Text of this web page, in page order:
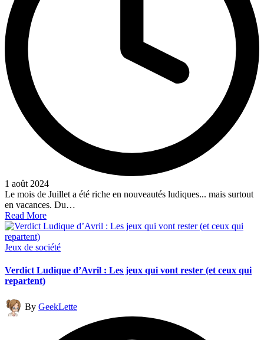
1 août 2024
Le mois de Juillet a été riche en nouveautés ludiques... mais surtout
en vacances. Du…
Read More
Posted
Jeux de société
Verdict Ludique d’Avril : Les jeux qui vont rester (et ceux qui
repartent)
Posted
by
By GeekLette